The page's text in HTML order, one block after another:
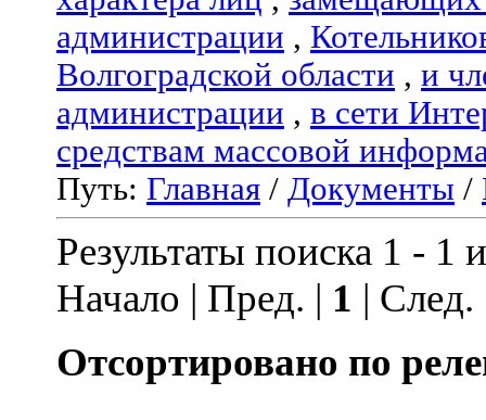
администрации ,
Волгоградской области , и
администрации , в сети
средствам массовой
Путь: Главная / Документы /
Результаты поиска 1 - 1
Начало | Пред. | 1 |
Отсортировано по